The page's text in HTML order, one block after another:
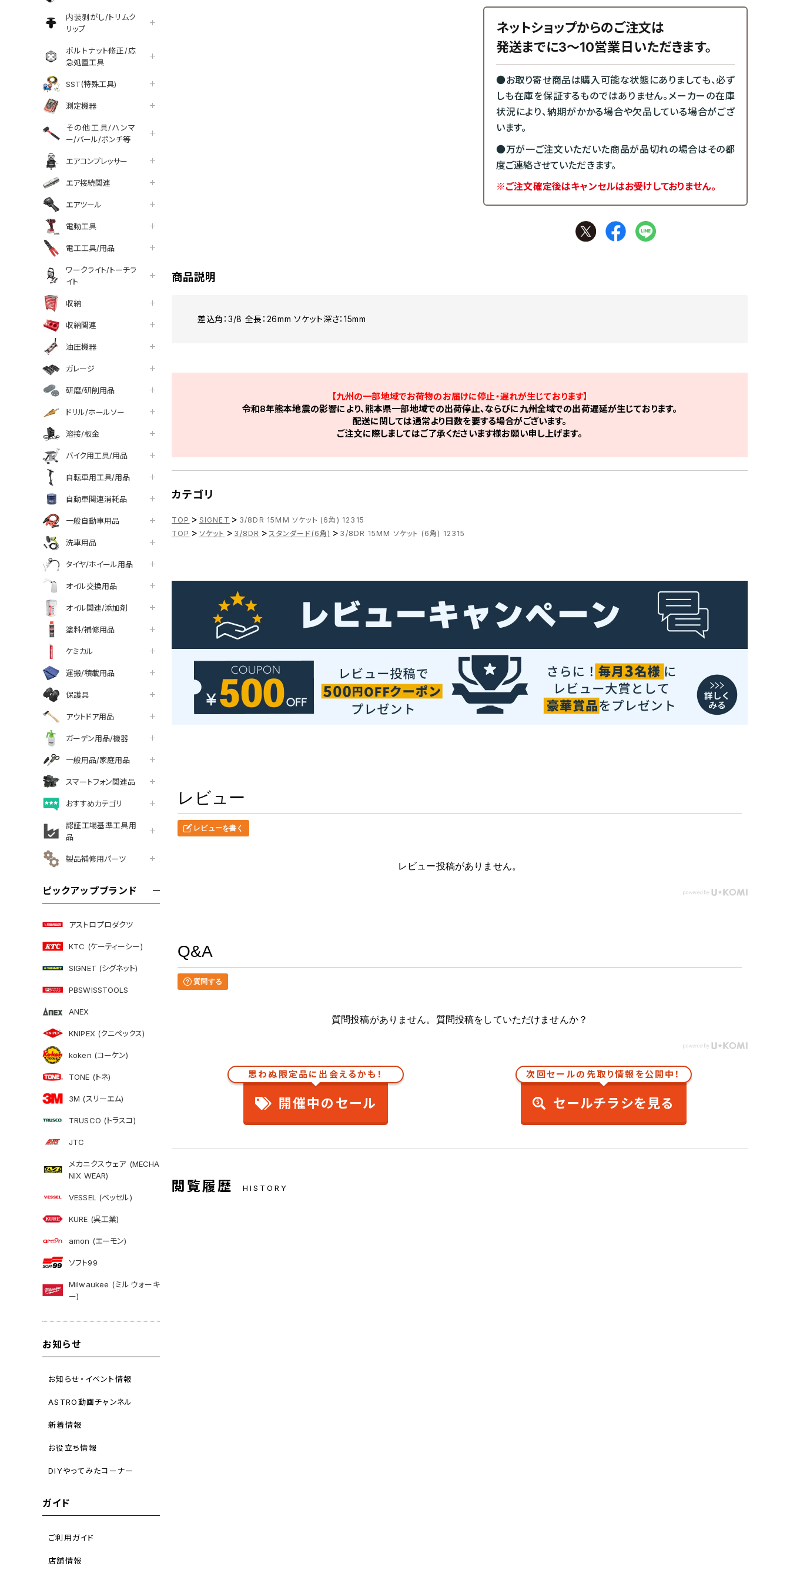
内装剥がし/トリムク
リップ
ボルトナット修正/応
急処置工具
SST(特殊工具)
測定機器
その他工具/ハンマ
ー/バール/ポンチ等
エアコンプレッサー
エア接続関連
エアツール
電動工具
電工工具/用品
ワークライト/トーチラ
イト
収納
収納関連
油圧機器
ガレージ
研磨/研削用品
ドリル/ホールソー
溶接/板金
バイク用工具/用品
自転車用工具/用品
自動車関連消耗品
一般自動車用品
洗車用品
タイヤ/ホイール用品
オイル交換用品
オイル関連/添加剤
塗料/補修用品
ケミカル
運搬/積載用品
保護具
アウトドア用品
ガーデン用品/機器
一般用品/家庭用品
スマートフォン関連品
おすすめカテゴリ
認証工場基準工具用
品
製品補修用パーツ
ピックアップブランド
アストロプロダクツ
KTC (ケーティーシー)
SIGNET (シグネット)
PBSWISSTOOLS
ANEX
KNIPEX (クニペックス)
koken (コーケン)
TONE (トネ)
3M (スリーエム)
TRUSCO (トラスコ)
JTC
メカニクスウェア (MECHA
NIX WEAR)
VESSEL (ベッセル)
KURE (呉工業)
amon (エーモン)
ソフト99
Milwaukee (ミルウォーキ
ー)
お知らせ
お知らせ・イベント情報
ASTRO動画チャンネル
新着情報
お役立ち情報
DIYやってみたコーナー
ガイド
ご利用ガイド
店舗情報
ネットショップからのご注文は
発送までに3～10営業日いただきます。
●お取り寄せ商品は購入可能な状態にありましても、必ず
しも在庫を保証するものではありません。メーカーの在庫
状況により、納期がかかる場合や欠品している場合がござ
います。
●万が一ご注文いただいた商品が品切れの場合はその都
度ご連絡させていただきます。
※ご注文確定後はキャンセルはお受けしておりません。
facebook
line
商品説明
差込角：3/8 全長：26mm ソケット深さ：15mm
【九州の一部地域でお荷物のお届けに停止・遅れが生じております】
令和8年熊本地震の影響により、熊本県一部地域での出荷停止、ならびに九州全域での出荷遅延が生じております。
配送に関しては通常より日数を要する場合がございます。
ご注文に際しましてはご了承くださいます様お願い申し上げます。
カテゴリ
TOP > SIGNET > 3/8DR 15MM ソケット (6角) 12315
TOP > ソケット > 3/8DR > スタンダード(6角) > 3/8DR 15MM ソケット (6角) 12315
レビュー
レビューを書く
レビュー投稿がありません。
Q&A
質問する
質問投稿がありません。質問投稿をしていただけませんか？
思わぬ限定品に出会えるかも！
開催中のセール
次回セールの先取り情報を公開中！
セールチラシを見る
閲覧履歴 HISTORY